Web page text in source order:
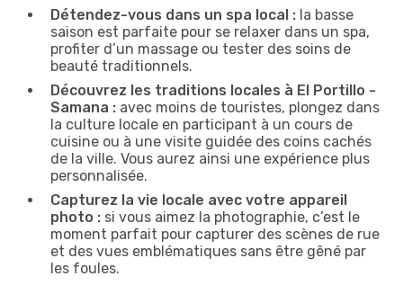
Détendez-vous dans un spa local : la basse
saison est parfaite pour se relaxer dans un spa,
profiter d’un massage ou tester des soins de
beauté traditionnels.
Découvrez les traditions locales à El Portillo -
Samana : avec moins de touristes, plongez dans
la culture locale en participant à un cours de
cuisine ou à une visite guidée des coins cachés
de la ville. Vous aurez ainsi une expérience plus
personnalisée.
Capturez la vie locale avec votre appareil
photo : si vous aimez la photographie, c’est le
moment parfait pour capturer des scènes de rue
et des vues emblématiques sans être gêné par
les foules.